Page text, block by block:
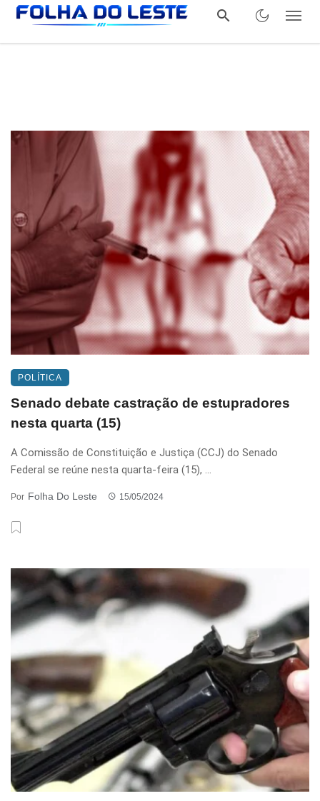
POLÍTICA
Senado debate castração de estupradores
nesta quarta (15)
A Comissão de Constituição e Justiça (CCJ) do Senado
Federal se reúne nesta quarta-feira (15), ...
Por Folha Do Leste 15/05/2024